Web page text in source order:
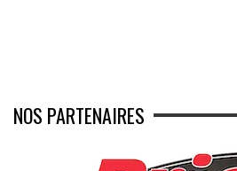
NOS PARTENAIRES